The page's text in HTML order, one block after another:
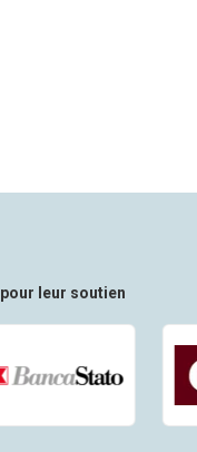
leur soutien